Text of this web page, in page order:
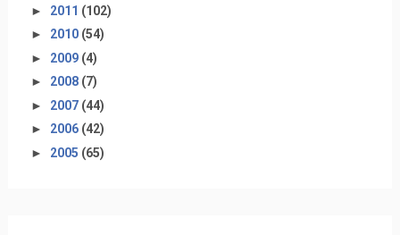
► 2011 (102)
► 2010 (54)
► 2009 (4)
► 2008 (7)
► 2007 (44)
► 2006 (42)
► 2005 (65)